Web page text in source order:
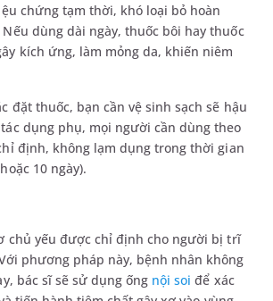
chứng tạm thời, khó loại bỏ hoàn
dùng dài ngày, thuốc bôi hay thuốc
kích ứng, làm mỏng da, khiến niêm
đặt thuốc, bạn cần vệ sinh sạch sẽ hậu
dụng phụ, mọi người cần dùng theo
định, không lạm dụng trong thời gian
10 ngày).
chủ yếu được chỉ định cho người bị trĩ
phương pháp này, bệnh nhân không
bác sĩ sẽ sử dụng ống nội soi để xác